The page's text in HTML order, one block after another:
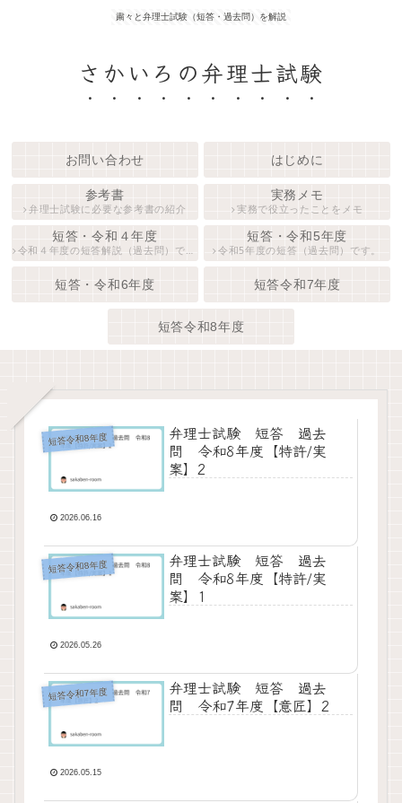
粛々と弁理士試験（短答・過去問）を解説
さかいろの弁理士試験
お問い合わせ はじめに
参考書
弁理士試験に必要な参考書の紹介
実務メモ
実務で役立ったことをメモ
短答・令和４年度
令和４年度の短答解説（過去問）です。
短答・令和5年度
令和5年度の短答（過去問）です。
短答・令和6年度 短答令和7年度
短答令和8年度
短答令和8年度
弁理士試験 短答 過去
問 令和8年度【特許/実
案】2
2026.06.16
短答令和8年度
弁理士試験 短答 過去
問 令和8年度【特許/実
案】1
2026.05.26
短答令和7年度
弁理士試験 短答 過去
問 令和7年度【意匠】2
2026.05.15